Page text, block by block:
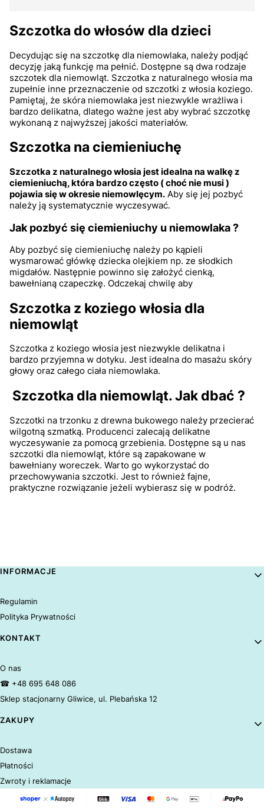
Szczotka do włosów dla dzieci
Decydując się na szczotkę dla niemowlaka, należy podjąć
decyzję jaką funkcję ma pełnić. Dostępne są dwa rodzaje
szczotek dla niemowląt. Szczotka z naturalnego włosia ma
zupełnie inne przeznaczenie od szczotki z włosia koziego.
Pamiętaj, że skóra niemowlaka jest niezwykle wrażliwa i
bardzo delikatna, dlatego ważne jest aby wybrać szczotkę
wykonaną z najwyższej jakości materiałów.
Szczotka na ciemieniuchę
Szczotka z naturalnego włosia jest idealna na walkę z
ciemieniuchą, która bardzo często ( choć nie musi )
pojawia się w okresie niemowlęcym. Aby się jej pozbyć
należy ją systematycznie wyczesywać.
Jak pozbyć się ciemieniuchy u niemowlaka ?
Aby pozbyć się ciemieniuchę należy po kąpieli
wysmarować główkę dziecka olejkiem np. ze słodkich
migdałów. Następnie powinno się założyć cienką,
bawełnianą czapeczkę. Odczekaj chwilę aby
Szczotka z koziego włosia dla
niemowląt
Szczotka z koziego włosia jest niezwykle delikatna i
bardzo przyjemna w dotyku. Jest idealna do masażu skóry
głowy oraz całego ciała niemowlaka.
Szczotka dla niemowląt. Jak dbać ?
Szczotki na trzonku z drewna bukowego należy przecierać
wilgotną szmatką. Producenci zalecają delikatne
wyczesywanie za pomocą grzebienia. Dostępne są u nas
szczotki dla niemowląt, które są zapakowane w
bawełniany woreczek. Warto go wykorzystać do
przechowywania szczotki. Jest to również fajne,
praktyczne rozwiązanie jeżeli wybierasz się w podróż.
Linki w stopce
INFORMACJE
Regulamin
Polityka Prywatności
KONTAKT
O nas
☎ +48 695 648 086
Sklep stacjonarny Gliwice, ul. Plebańska 12
ZAKUPY
Dostawa
Płatności
Zwroty i reklamacje